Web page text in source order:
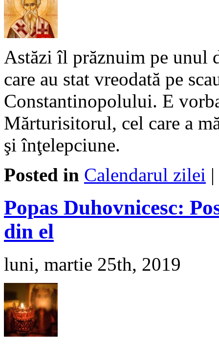
Astăzi îl prăznuim pe unul
care au stat vreodată pe
Constantinopolului. E
Mărturisitorul, cel care a
şi înţelepciune.
Posted in Calendarul zilei |
Popas Duhovnicesc:
din el
luni, martie 25th, 2019